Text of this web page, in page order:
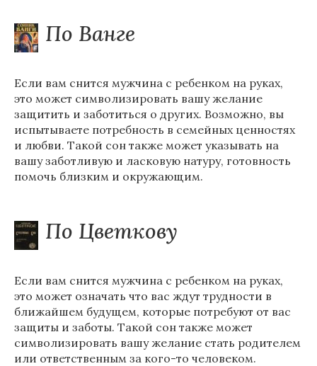
По Ванге
Если вам снится мужчина с ребенком на руках,
это может символизировать вашу желание
защитить и заботиться о других. Возможно, вы
испытываете потребность в семейных ценностях
и любви. Такой сон также может указывать на
вашу заботливую и ласковую натуру, готовность
помочь близким и окружающим.
По Цветкову
Если вам снится мужчина с ребенком на руках,
это может означать что вас ждут трудности в
ближайшем будущем, которые потребуют от вас
защиты и заботы. Такой сон также может
символизировать вашу желание стать родителем
или ответственным за кого-то человеком.